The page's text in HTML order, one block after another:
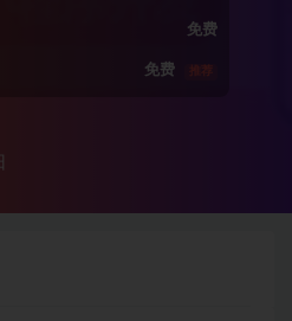
免费
免费 推荐